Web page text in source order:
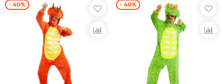
- 40% - 40%